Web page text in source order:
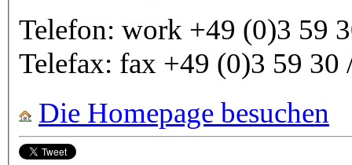
Telefon: work +49 (0)3 59
Telefax: fax +49 (0)3 59 30
Die Homepage besuchen